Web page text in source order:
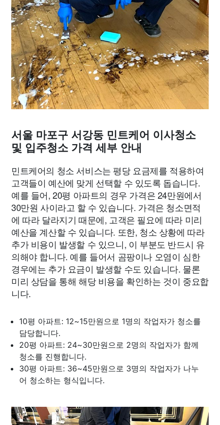
서울 마포구 서강동 민트케어 이사청소
및 입주청소 가격 세부 안내
민트케어의 청소 서비스는 평당 요금제를 적용하여
고객들이 예산에 맞게 선택할 수 있도록 돕습니다.
예를 들어, 20평 아파트의 경우 가격은 24만원에서
30만원 사이라고 할 수 있습니다. 가격은 청소면적
에 따라 달라지기 때문에, 고객은 필요에 따라 미리
예산을 계산할 수 있습니다. 또한, 청소 상황에 따라
추가 비용이 발생할 수 있으니, 이 부분도 반드시 유
의해야 합니다. 예를 들어서 곰팡이나 오염이 심한
경우에는 추가 요금이 발생할 수도 있습니다. 물론
미리 상담을 통해 해당 비용을 확인하는 것이 중요합
니다.
10평 아파트: 12~15만원으로 1명의 작업자가 청소를
담당합니다.
20평 아파트: 24~30만원으로 2명의 작업자가 함께
청소를 진행합니다.
30평 아파트: 36~45만원으로 3명의 작업자가 나누
어 청소하는 형식입니다.